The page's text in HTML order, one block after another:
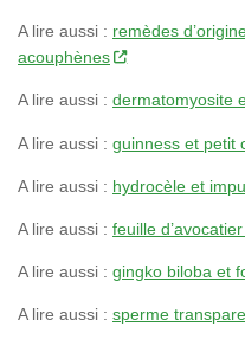
A lire aussi : remèdes
acouphènes
A lire aussi : dermatomyosite
A lire aussi : guinness et petit
A lire aussi : hydrocèle et
A lire aussi : feuille
A lire aussi : gingko biloba et
A lire aussi : sperme